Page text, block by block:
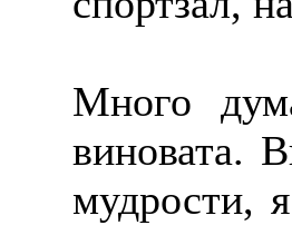
Много
виновата.
мудрости,